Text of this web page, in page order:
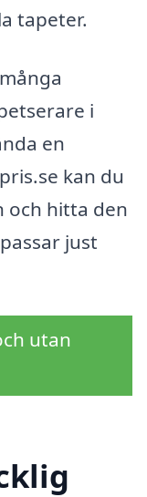
tapeter.
i
en
kan du
och hitta den
just
utan